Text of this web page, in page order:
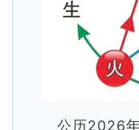
公历2026